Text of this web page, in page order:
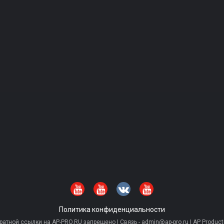
Политика конфиденциальности
ссылки на AP-PRO.RU запрещено | Связь - admin@ap-pro.ru | AP